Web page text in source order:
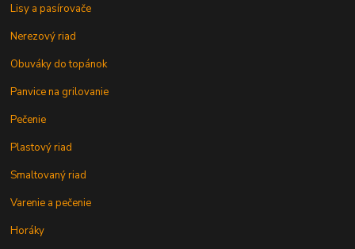
Lisy a pasírovače
Nerezový riad
Obuváky do topánok
Panvice na grilovanie
Pečenie
Plastový riad
Smaltovaný riad
Varenie a pečenie
Horáky